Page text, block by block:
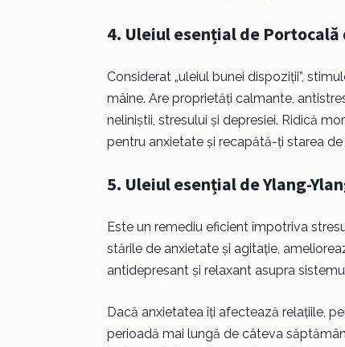
4. Uleiul esențial de Portocală
Considerat „uleiul bunei dispoziții”,
mâine. Are proprietăți calmante,
neliniștii, stresului și depresiei. Ridică
pentru anxietate și recapătă-ți starea de
5. Uleiul esențial de Ylang-
Este un remediu eficient împotriva
stările de anxietate și agitație,
antidepresant și relaxant asupra
Dacă anxietatea îți afectează relațiile,
perioadă mai lungă de câteva